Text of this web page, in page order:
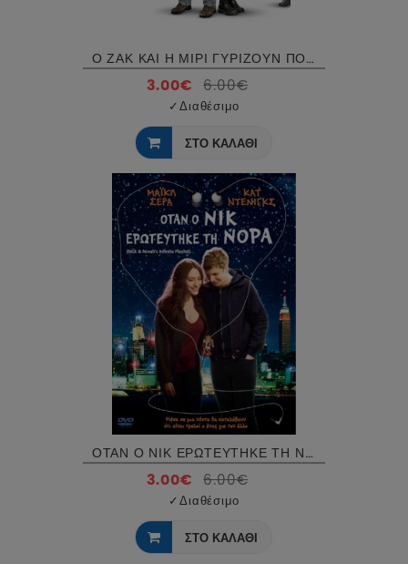
Ο ΖΑΚ ΚΑΙ Η ΜΙΡΙ ΓΥΡΙΖΟΥΝ ΠΟΡΝΟ - ZAK AND MIRI MAKE A PORNO DVD USED
3.00€ 6.00€
✓Διαθέσιμο
ΣΤΟ ΚΑΛΑΘΙ
ΟΤΑΝ Ο ΝΙΚ ΕΡΩΤΕΥΤΗΚΕ ΤΗ ΝΟΡΑ - NICK AND NORAH S INFINITE PLAYLIST DVD USED
3.00€ 6.00€
✓Διαθέσιμο
ΣΤΟ ΚΑΛΑΘΙ